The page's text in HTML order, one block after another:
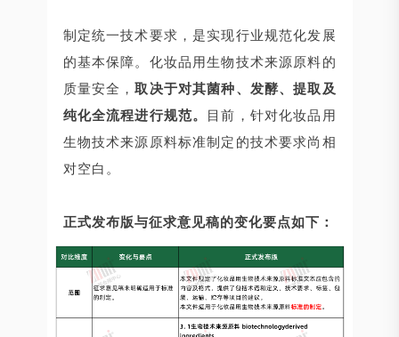
制定统一技术要求，是实现行业规范化发展
的基本保障。化妆品用生物技术来源原料的
质量安全，取决于对其菌种、发酵、提取及
纯化全流程进行规范。
目前，针对化妆品用
生物技术来源原料标准制定的技术要求尚相
对空白。
正式发布版与征求意见稿的变化要点如下：